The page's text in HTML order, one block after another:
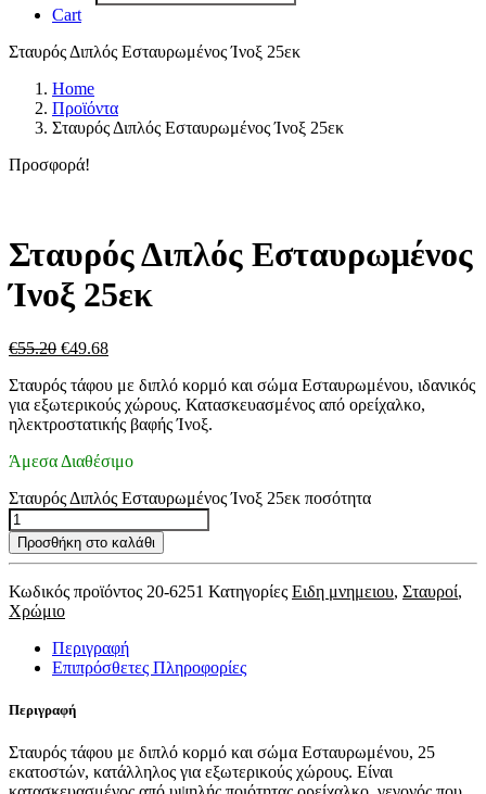
Cart
Σταυρός Διπλός Εσταυρωμένος Ίνοξ 25εκ
Home
Προϊόντα
Σταυρός Διπλός Εσταυρωμένος Ίνοξ 25εκ
Προσφορά!
Σταυρός Διπλός Εσταυρωμένος
Ίνοξ 25εκ
€55.20 €49.68
Σταυρός τάφου με διπλό κορμό και σώμα Εσταυρωμένου, ιδανικός
για εξωτερικούς χώρους. Κατασκευασμένος από ορείχαλκο,
ηλεκτροστατικής βαφής Ίνοξ.
Άμεσα Διαθέσιμο
Σταυρός Διπλός Εσταυρωμένος Ίνοξ 25εκ ποσότητα
Προσθήκη στο καλάθι
Κωδικός προϊόντος 20-6251 Κατηγορίες Ειδη μνημειου, Σταυροί,
Χρώμιο
Περιγραφή
Επιπρόσθετες Πληροφορίες
Περιγραφή
Σταυρός τάφου με διπλό κορμό και σώμα Εσταυρωμένου, 25
εκατοστών, κατάλληλος για εξωτερικούς χώρους. Είναι